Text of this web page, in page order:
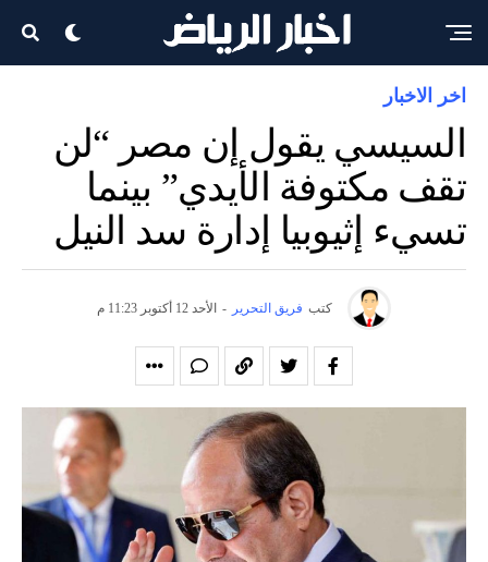
اخر الاخبار
السيسي يقول إن مصر “لن
تقف مكتوفة الأيدي” بينما
تسيء إثيوبيا إدارة سد النيل
كتب فريق التحرير - الأحد 12 أكتوبر 11:23 م